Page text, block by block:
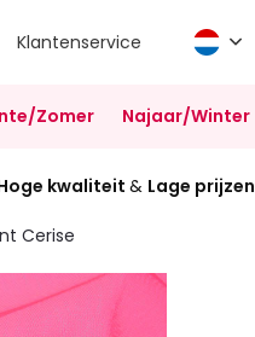
Klantenservice
Zomer Najaar/Winter
kwaliteit & Lage prijzen
Cerise